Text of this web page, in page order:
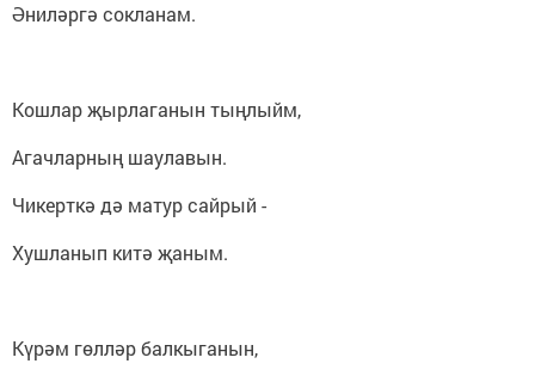
Әниләргә сокланам.
Кошлар җырлаганын тыңлыйм,
Агачларның шаулавын.
Чикерткә дә матур сайрый -
Хушланып китә җаным.
Күрәм гөлләр балкыганын,